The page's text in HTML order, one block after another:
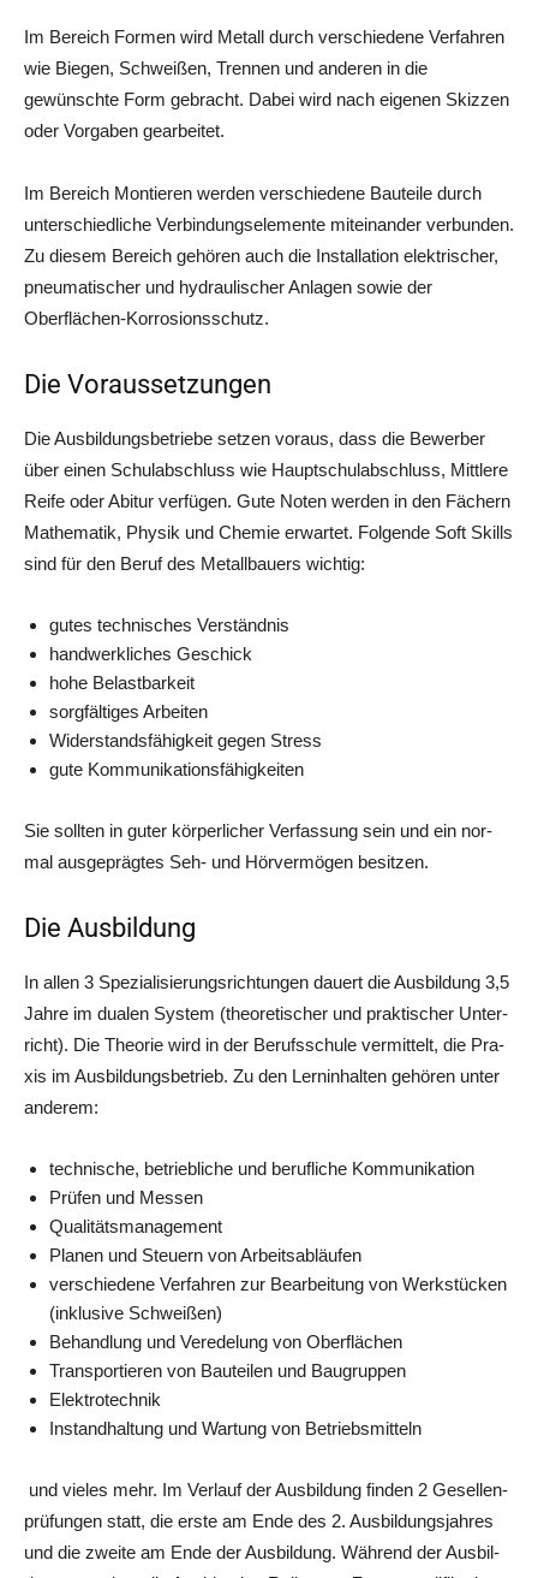
Im Bereich For­men wird Metall durch ver­schie­de­ne Ver­fah­ren
wie Bie­gen, Schwei­ßen, Tren­nen und ande­ren in die
gewünsch­te Form gebracht. Dabei wird nach eige­nen Skiz­zen
oder Vor­ga­ben gearbeitet.
Im Bereich Mon­tie­ren wer­den ver­schie­de­ne Bau­tei­le durch
unter­schied­li­che Ver­bin­dungs­ele­men­te mit­ein­an­der ver­bun­den.
Zu die­sem Bereich gehö­ren auch die Instal­la­ti­on elek­tri­scher,
pneu­ma­ti­scher und hydrau­li­scher Anla­gen sowie der
Oberflächen-Korrosionsschutz.
Die Voraussetzungen
Die Aus­bil­dungs­be­trie­be set­zen vor­aus, dass die Bewer­ber
über einen Schul­ab­schluss wie Haupt­schul­ab­schluss, Mitt­le­re
Rei­fe oder Abitur ver­fü­gen. Gute Noten wer­den in den Fächern
Mathe­ma­tik, Phy­sik und Che­mie erwar­tet. Fol­gen­de Soft Skills
sind für den Beruf des Metall­bau­ers wichtig:
gutes tech­ni­sches Verständnis
hand­werk­li­ches Geschick
hohe Belast­bar­keit
sorg­fäl­ti­ges Arbeiten
Wider­stands­fä­hig­keit gegen Stress
gute Kom­mu­ni­ka­ti­ons­fä­hig­kei­ten
Sie soll­ten in guter kör­per­li­cher Ver­fas­sung sein und ein nor­
mal aus­ge­präg­tes Seh- und Hör­ver­mö­gen besitzen.
Die Ausbildung
In allen 3 Spe­zia­li­sie­rungs­rich­tun­gen dau­ert die Aus­bil­dung 3,5
Jah­re im dua­len Sys­tem (theo­re­ti­scher und prak­ti­scher Unter­
richt). Die Theo­rie wird in der Berufs­schu­le ver­mit­telt, die Pra­
xis im Aus­bil­dungs­be­trieb. Zu den Lern­in­hal­ten gehö­ren unter
anderem:
tech­ni­sche, betrieb­li­che und beruf­li­che Kommunikation
Prü­fen und Messen
Qua­li­täts­ma­nage­ment
Pla­nen und Steu­ern von Arbeitsabläufen
ver­schie­de­ne Ver­fah­ren zur Bear­bei­tung von Werk­stü­cken
(inklu­si­ve Schweißen)
Behand­lung und Ver­ede­lung von Oberflächen
Trans­por­tie­ren von Bau­tei­len und Baugruppen
Elek­tro­tech­nik
Instand­hal­tung und War­tung von Betriebsmitteln
und vie­les mehr. Im Ver­lauf der Aus­bil­dung fin­den 2 Gesel­len­
prü­fun­gen statt, die ers­te am Ende des 2. Aus­bil­dungs­jah­res
und die zwei­te am Ende der Aus­bil­dung. Wäh­rend der Aus­bil­